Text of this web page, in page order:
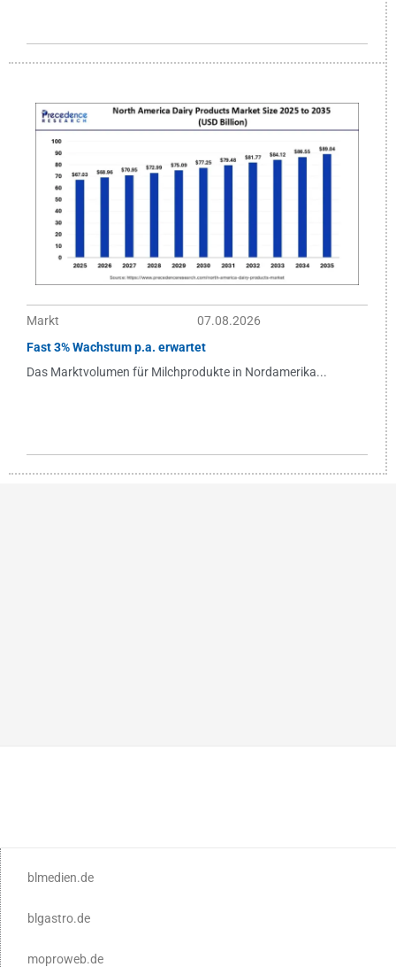
Markt
07.08.2026
Fast 3% Wachstum p.a. erwartet
Das Marktvolumen für Milchprodukte in Nordamerika...
blmedien.de
blgastro.de
moproweb.de